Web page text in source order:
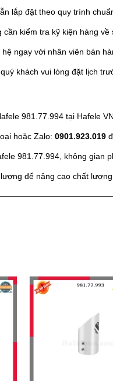
lắp đặt theo quy trình
cần kiểm tra kỹ kiện hàng
ngay với nhân viên bán
khách vui lòng đặt lịch
981.77.994 tại Hafele
hoặc Zalo: 0901.923.019
981.77.994, không gian
để nâng cao chất